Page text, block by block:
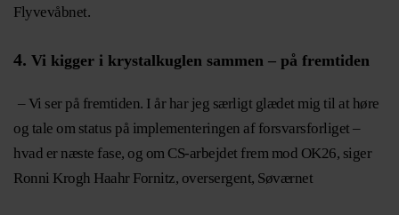
Flyvevåbnet.
4. Vi kigger i krystalkuglen sammen – på fremtiden
– Vi ser på fremtiden. I år har jeg særligt glædet mig til at høre
og tale om status på implementeringen af forsvarsforliget –
hvad er næste fase, og om CS-arbejdet frem mod OK26, siger
Ronni Krogh Haahr Fornitz, oversergent, Søværnet